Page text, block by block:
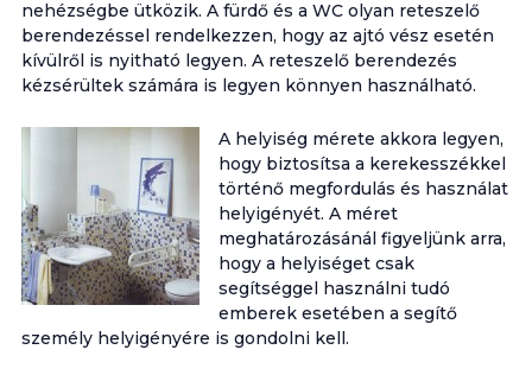
nehézségbe ütközik. A fürdő és a WC olyan reteszelő
berendezéssel rendelkezzen, hogy az ajtó vész esetén
kívülről is nyitható legyen. A reteszelő berendezés
kézsérültek számára is legyen könnyen használható.
A helyiség mérete akkora legyen,
hogy biztosítsa a kerekesszékkel
történő megfordulás és használat
helyigényét. A méret
meghatározásánál figyeljünk arra,
hogy a helyiséget csak
segítséggel használni tudó
emberek esetében a segítő
személy helyigényére is gondolni kell.